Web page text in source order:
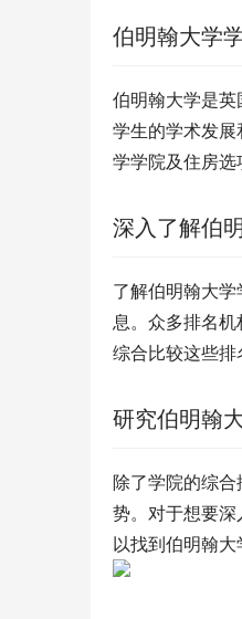
伯明翰大学
伯明翰大学是
学生的学术发
学学院及住房选
深入了解伯
了解伯明翰大
息。众多排名
综合比较这些排
研究伯明翰
除了学院的综
势。对于想要
以找到伯明翰大